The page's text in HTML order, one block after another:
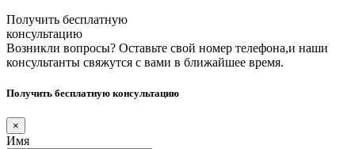
Получить бесплатную
консультацию
Возникли вопросы? Оставьте свой номер телефона,и наши
консультанты свяжутся с вами в ближайшее время.
Получить бесплатную консультацию
×
Имя